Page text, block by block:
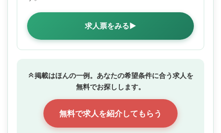
求人票をみる▶
掲載はほんの一例。あなたの希望条件に合う求人を
無料でお探しします。
無料で求人を紹介してもらう